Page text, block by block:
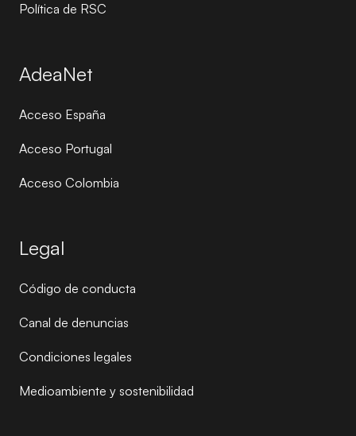
Política de RSC
AdeaNet
Acceso España
Acceso Portugal
Acceso Colombia
Legal
Código de conducta
Canal de denuncias
Condiciones legales
Medioambiente y sostenibilidad